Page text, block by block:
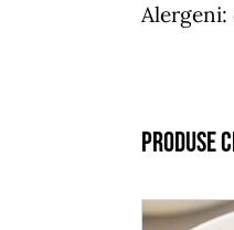
Alergeni:
Produse